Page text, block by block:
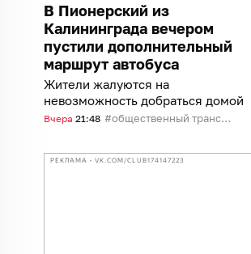
В Пионерский из
Калининграда вечером
пустили дополнительный
маршрут автобуса
Жители жалуются на
невозможность добраться домой
Вчера 21:48 общественный транспорт
РЕКЛАМА • VK.COM/CLUB174147223